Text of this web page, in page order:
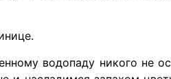
водопаду никого не